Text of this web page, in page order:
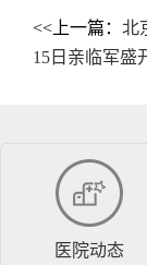
<<上一篇： 北
15日亲临军盛
医院动态